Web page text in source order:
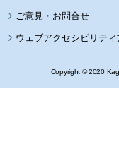
ウェブアクセシビリティ
Copyright © 2020